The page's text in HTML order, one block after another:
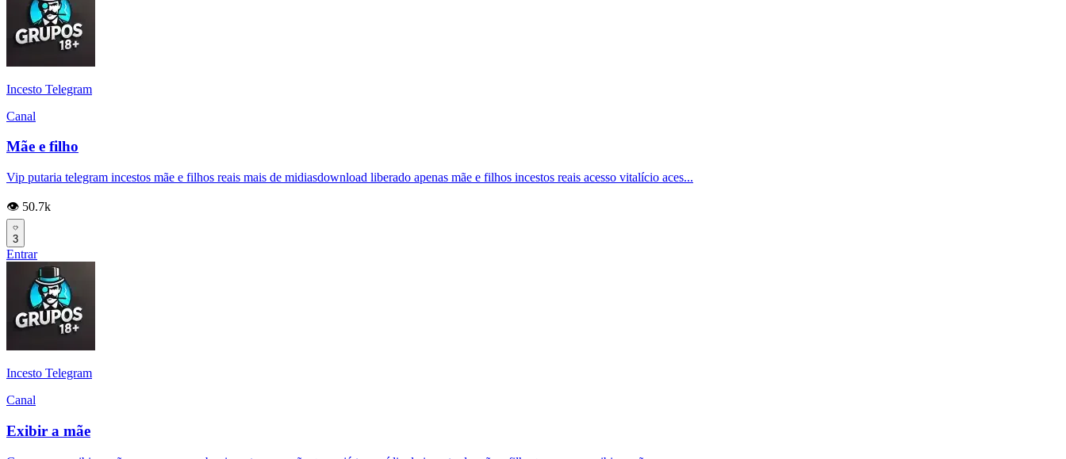
Incesto Telegram
Canal
Mãe e filho
Vip putaria telegram incestos mãe e filhos reais mais de midiasdownload liberado apenas mãe e filhos incestos reais acesso vitalício aces...
👁️ 50.7k
3
Entrar
Incesto Telegram
Canal
Exibir a mãe